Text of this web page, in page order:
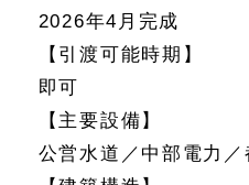
2026年4月完成
【引渡可能時期】
即可
【主要設備】
公営水道／中部電力